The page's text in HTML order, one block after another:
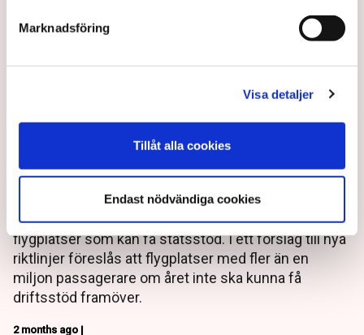
Marknadsföring
Visa detaljer
Tillåt alla cookies
Endast nödvändiga cookies
EU vill ändra flygplatsstöd
EU-kommissionen vill ändra gränsen för vilka
flygplatser som kan få statsstöd. I ett förslag till nya
riktlinjer föreslås att flygplatser med fler än en
miljon passagerare om året inte ska kunna få
driftsstöd framöver.
2 months ago |